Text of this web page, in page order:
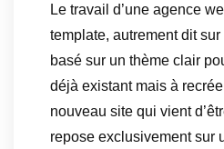
Le travail d’une agence
template, autrement dit
basé sur un thème clair
déjà existant mais à
nouveau site qui vient
repose exclusivement sur